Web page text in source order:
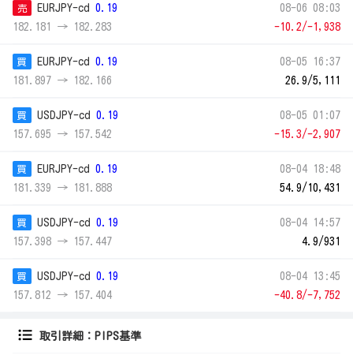
売 EURJPY-cd
0.19
182.181 → 182.283
08-06 08:03
-10.2/-1,938
買 EURJPY-cd
0.19
181.897 → 182.166
08-05 16:37
26.9/5,111
買 USDJPY-cd
0.19
157.695 → 157.542
08-05 01:07
-15.3/-2,907
買 EURJPY-cd
0.19
181.339 → 181.888
08-04 18:48
54.9/10,431
買 USDJPY-cd
0.19
157.398 → 157.447
08-04 14:57
4.9/931
買 USDJPY-cd
0.19
157.812 → 157.404
08-04 13:45
-40.8/-7,752
取引詳細：PIPS基準